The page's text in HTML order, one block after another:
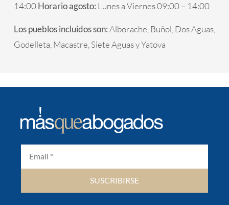
14:00Horario agosto: Lunes a Viernes 09:00 – 14:00
Los pueblos incluidos son:Alborache, Buñol, Dos Aguas,
Godelleta, Macastre, Siete Aguas y Yatova
SUSCRIBIRSE